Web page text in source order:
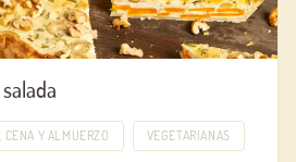
CENA Y ALMUERZO VEGETARIANAS